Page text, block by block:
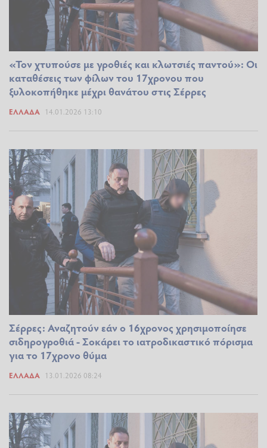
«Τον χτυπούσε με γροθιές και κλωτσιές παντού»: Οι
καταθέσεις των φίλων του 17χρονου που
ξυλοκοπήθηκε μέχρι θανάτου στις Σέρρες
ΕΛΛΆΔΑ 14.01.2026 13:10
Σέρρες: Αναζητούν εάν ο 16χρονος χρησιμοποίησε
σιδηρογροθιά - Σοκάρει το ιατροδικαστικό πόρισμα
για το 17χρονο θύμα
ΕΛΛΆΔΑ 13.01.2026 08:24